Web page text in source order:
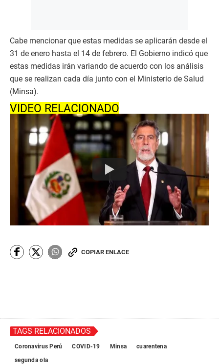
Cabe mencionar que estas medidas se aplicarán desde el
31 de enero hasta el 14 de febrero. El Gobierno indicó que
estas medidas irán variando de acuerdo con los análisis
que se realizan cada día junto con el Ministerio de Salud
(Minsa).
VIDEO RELACIONADO
COPIAR ENLACE
TAGS RELACIONADOS
Coronavirus Perú COVID-19 Minsa
cuarentena
segunda ola